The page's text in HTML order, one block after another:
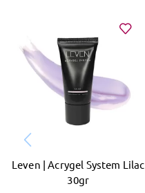
Leven | Acrygel System Lilac
30gr